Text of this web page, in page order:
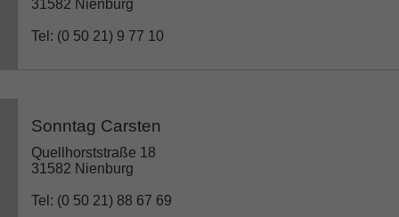
31582 Nienburg
Tel: (0 50 21) 9 77 10
Sonntag Carsten
Quellhorststraße 18
31582 Nienburg
Tel: (0 50 21) 88 67 69